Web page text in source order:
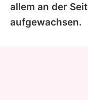
allem an der
aufgewachsen.